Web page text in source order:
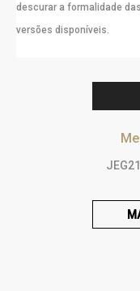
descurar a formalidade
versões disponíveis.